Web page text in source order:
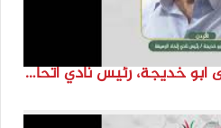
انتماء2021: السيد مصطفى ابو خديجة، رئيس نادي اتحاد الرصيفة،الاردن